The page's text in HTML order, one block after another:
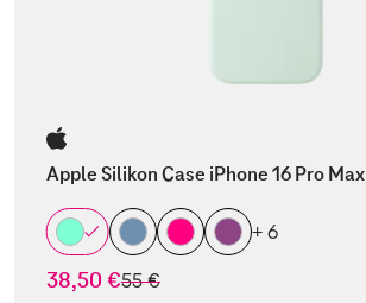
Apple Silikon Case iPhone 16 Pro Max
+ 6
38,50 €statt
55 €